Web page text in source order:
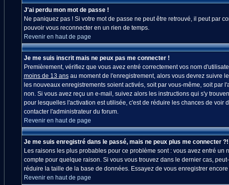
J'ai perdu mon mot de passe !
Ne paniquez pas ! Si votre mot de passe ne peut être retrouvé, il peut par
pouvoir vous reconnecter en un rien de temps.
Revenir en haut de page
Je me suis inscrit mais ne peux pas me connecter !
Premièrement, vérifiez que vous avez entré correctement vos nom
moins de 13 ansau moment de l'enregistrement, alors vous devrez suivre
les nouveaux enregistrements soient activés, soit par vous-même, soit
non. Si vous avez reçu un e-mail, suivez alors les instructions qui s'y
pour lesquelles l'activation est utilisée, c'est de réduire les chances de
contacter l'administrateur du forum.
Revenir en haut de page
Je me suis enregistré dans le passé, mais ne peux plus me connecter ?!
Les raisons les plus probables pour ce problème sont : vous avez entré
compte pour quelque raison. Si vous vous trouvez dans le dernier cas,
réduire la taille de la base de données. Essayez de vous enregistrer
Revenir en haut de page